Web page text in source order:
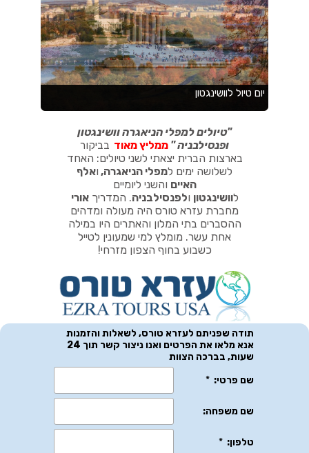
"טיולים למפלי הניאגרה וושינגטון
ופנסילבניה" ממליץ מאוד בביקור
בארצות הברית יצאתי לשני טיולים: האחד
לשלושה ימים למפלי הניאגרה, ואלף
האיים והשני ליומיים
לוושינגטון ולפנסילבניה. המדריךאורי
מחברת עזרא טורס היה מעולה ומדהים
ההסברים בתי המלון והאתרים היו במילה
אחת עשר. מומלץ למי שמעונין לטייל
כשבוע בחוף הצפון מזרחי!